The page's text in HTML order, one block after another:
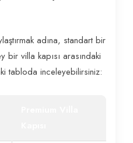
adına, standart bir
bir villa kapısı arasındaki
tabloda inceleyebilirsiniz: